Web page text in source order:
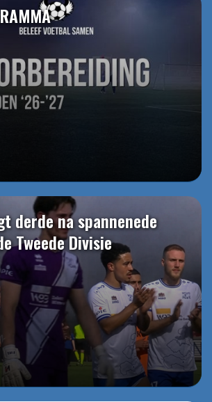
derde na spannenede
Tweede Divisie